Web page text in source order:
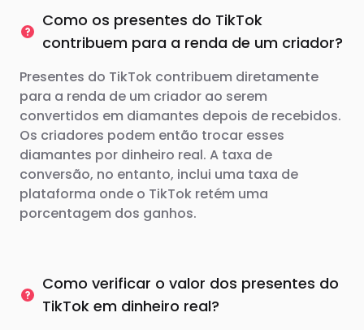
Como os presentes do TikTok
contribuem para a renda de um criador?
Presentes do TikTok contribuem diretamente
para a renda de um criador ao serem
convertidos em diamantes depois de recebidos.
Os criadores podem então trocar esses
diamantes por dinheiro real. A taxa de
conversão, no entanto, inclui uma taxa de
plataforma onde o TikTok retém uma
porcentagem dos ganhos.
Como verificar o valor dos presentes do
TikTok em dinheiro real?